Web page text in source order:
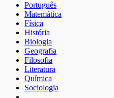
Português
Matemática
Física
História
Biologia
Geografia
Filosofia
Literatura
Química
Sociologia